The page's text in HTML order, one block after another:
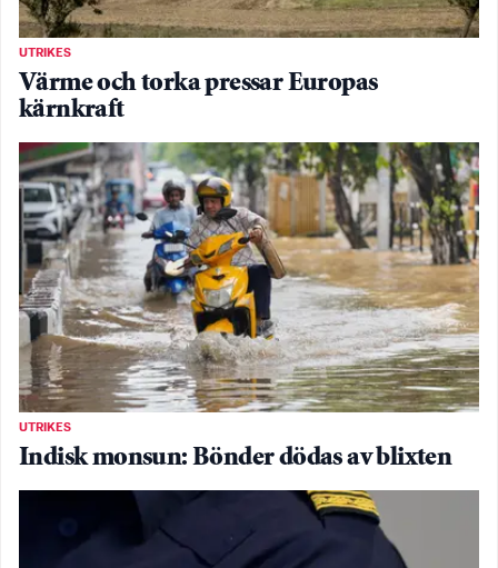
UTRIKES
Värme och torka pressar Europas
kärnkraft
UTRIKES
Indisk monsun: Bönder dödas av blixten